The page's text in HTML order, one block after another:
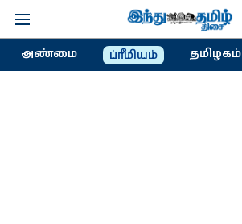
அண்மை ப்ரீமியம் தமிழகம்